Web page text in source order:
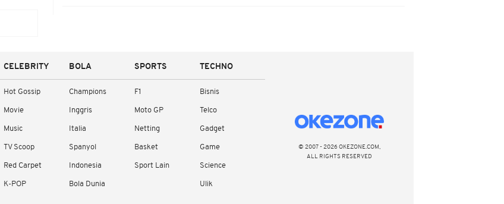
CELEBRITY
Hot Gossip
Movie
Music
TV Scoop
Red Carpet
K-POP
BOLA
Champions
Inggris
Italia
Spanyol
Indonesia
Bola Dunia
SPORTS
F1
Moto GP
Netting
Basket
Sport Lain
TECHNO
Bisnis
Telco
Gadget
Game
Science
Ulik
© 2007 - 2026 OKEZONE.COM,
ALL RIGHTS RESERVED